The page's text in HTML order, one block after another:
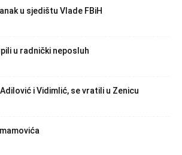
u sjedištu Vlade FBiH
u radnički neposluh
i Vidimlić, se vratili u Zenicu